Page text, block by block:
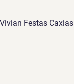
Vivian Festas